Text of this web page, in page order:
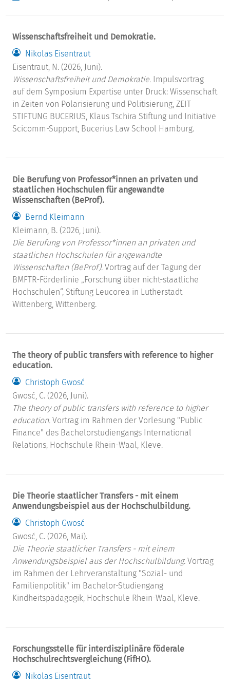
Wissenschaftsfreiheit und Demokratie.
Nikolas Eisentraut
Eisentraut, N. (2026, Juni).
Wissenschaftsfreiheit und Demokratie. Impulsvortrag
auf dem Symposium Expertise unter Druck: Wissenschaft
in Zeiten von Polarisierung und Politisierung, ZEIT
STIFTUNG BUCERIUS, Klaus Tschira Stiftung und Initiative
Scicomm-Support, Bucerius Law School Hamburg.
Die Berufung von Professor*innen an privaten und
staatlichen Hochschulen für angewandte
Wissenschaften (BeProf).
Bernd Kleimann
Kleimann, B. (2026, Juni).
Die Berufung von Professor*innen an privaten und
staatlichen Hochschulen für angewandte
Wissenschaften (BeProf). Vortrag auf der Tagung der
BMFTR-Förderlinie „Forschung über nicht-staatliche
Hochschulen“, Stiftung Leucorea in Lutherstadt
Wittenberg, Wittenberg.
The theory of public transfers with reference to higher
education.
Christoph Gwosć
Gwosć, C. (2026, Juni).
The theory of public transfers with reference to higher
education. Vortrag im Rahmen der Vorlesung "Public
Finance" des Bachelorstudiengangs International
Relations, Hochschule Rhein-Waal, Kleve.
Die Theorie staatlicher Transfers - mit einem
Anwendungsbeispiel aus der Hochschulbildung.
Christoph Gwosć
Gwosć, C. (2026, Mai).
Die Theorie staatlicher Transfers - mit einem
Anwendungsbeispiel aus der Hochschulbildung. Vortrag
im Rahmen der Lehrveranstaltung "Sozial- und
Familienpolitik" im Bachelor-Studiengang
Kindheitspädagogik, Hochschule Rhein-Waal, Kleve.
Forschungsstelle für interdisziplinäre föderale
Hochschulrechtsvergleichung (FifHO).
Nikolas Eisentraut